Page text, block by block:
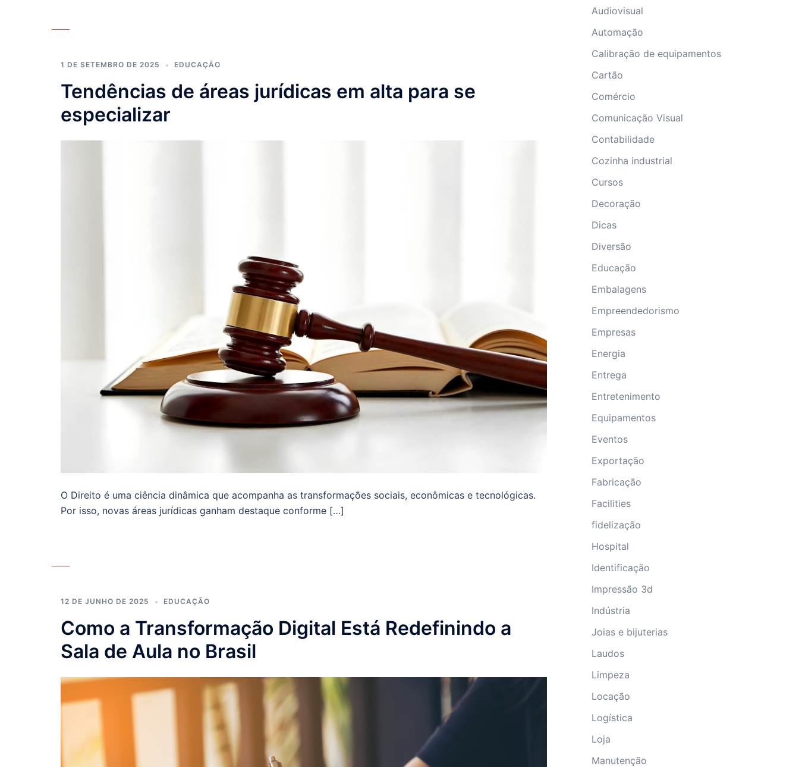
1 DE SETEMBRO DE 2025 EDUCAÇÃO
Tendências de áreas jurídicas em alta para se
especializar
O Direito é uma ciência dinâmica que acompanha as transformações sociais, econômicas e tecnológicas.
Por isso, novas áreas jurídicas ganham destaque conforme […]
12 DE JUNHO DE 2025 EDUCAÇÃO
Como a Transformação Digital Está Redefinindo a
Sala de Aula no Brasil
Audiovisual
Automação
Calibração de equipamentos
Cartão
Comércio
Comunicação Visual
Contabilidade
Cozinha industrial
Cursos
Decoração
Dicas
Diversão
Educação
Embalagens
Empreendedorismo
Empresas
Energia
Entrega
Entretenimento
Equipamentos
Eventos
Exportação
Fabricação
Facilities
fidelização
Hospital
Identificação
Impressão 3d
Indústria
Joias e bijuterias
Laudos
Limpeza
Locação
Logística
Loja
Manutenção